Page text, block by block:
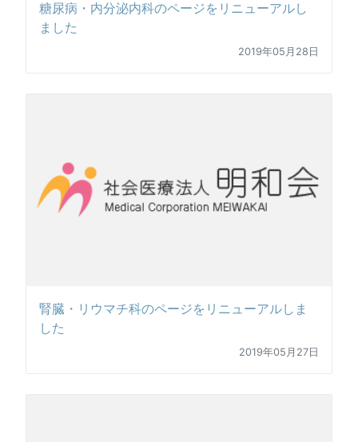
糖尿病・内分泌内科のページをリニューアルし
ました
2019年05月28日
腎臓・リウマチ科のページをリニューアルしま
した
2019年05月27日